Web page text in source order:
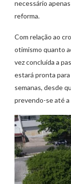
necessário
reforma.
Com relação ao
otimismo quanto
vez concluída a
estará pronta
semanas, desde
prevendo-se até a